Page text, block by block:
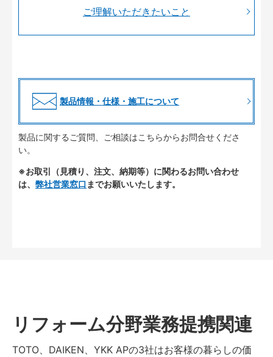
ご理解いただきたいこと
製品情報・仕様・施工について
製品に関するご質問、ご相談はこちらからお問合せくださ
い。
※お取引（見積り、注文、納期等）に関わるお問い合わせ
は、 弊社営業窓口 までお願いいたします。
リフォーム分野業務提携関連
TOTO、DAIKEN、YKK APの3社はお客様の暮らしの価